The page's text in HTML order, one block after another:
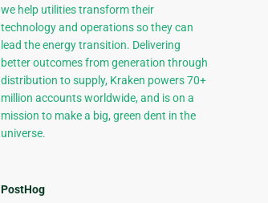
we help utilities transform their
technology and operations so they can
lead the energy transition. Delivering
better outcomes from generation through
distribution to supply, Kraken powers 70+
million accounts worldwide, and is on a
mission to make a big, green dent in the
universe.
PostHog